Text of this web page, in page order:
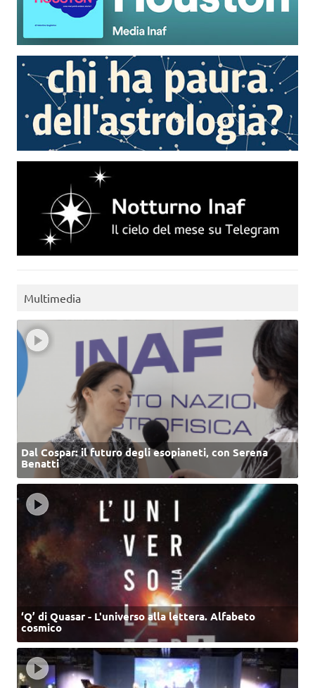
Multimedia
Dal Cospar: il futuro degli esopianeti, con Serena
Benatti
‘Q’ di Quasar - L'universo alla lettera. Alfabeto
cosmico